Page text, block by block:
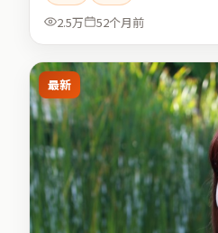
2.5万
52个月前
最新